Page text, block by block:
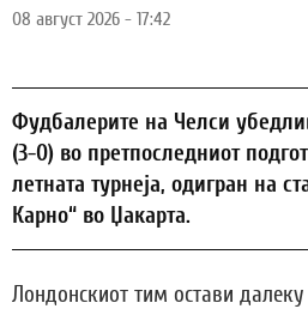
08 август 2026 - 17:42
Фудбалерите на Челси
(3-0) во претпоследниот
летната турнеја, одигран на
Карно“ во Џакарта.
Лондонскиот тим остави